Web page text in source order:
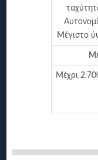
Μέγιστο
Μέχρι